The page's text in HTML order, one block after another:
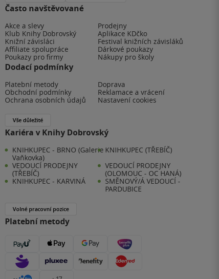
Často navštěvované
Akce a slevy
Prodejny
Klub Knihy Dobrovský
Aplikace KDčko
Knižní závisláci
Festival knižních závisláků
Affiliate spolupráce
Dárkové poukazy
Poukazy pro firmy
Nákupy pro školy
Dodací podmínky
Platební metody
Doprava
Obchodní podmínky
Reklamace a vrácení
Ochrana osobních údajů
Nastavení cookies
Vše důležité
Kariéra v Knihy Dobrovský
KNIHKUPEC - BRNO (Galerie
Vaňkovka)
KNIHKUPEC (TŘEBÍČ)
VEDOUCÍ PRODEJNY
(TŘEBÍČ)
VEDOUCÍ PRODEJNY
(OLOMOUC - OC HANÁ)
KNIHKUPEC - KARVINÁ
SMĚNOVÝ/Á VEDOUCÍ -
PARDUBICE
Volné pracovní pozice
Platební metody